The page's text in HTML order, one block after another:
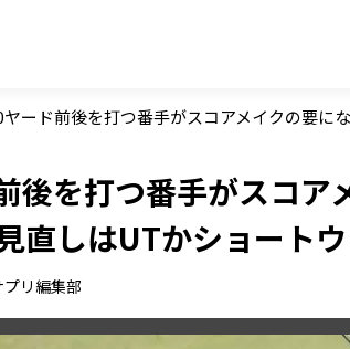
ヤード前後を打つ番手がスコアメイクの要に
後を打つ番手がスコア
直しはUTかショート
プリ編集部